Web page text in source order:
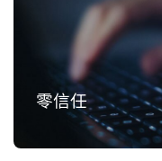
零信任